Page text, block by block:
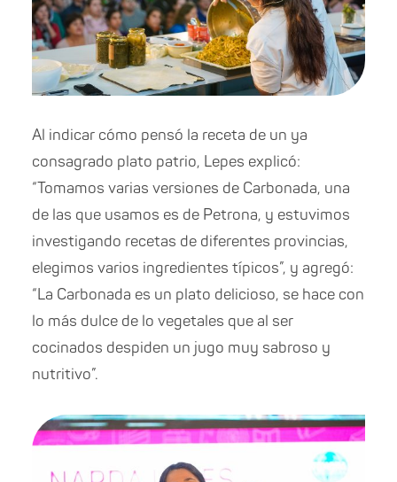
Al indicar cómo pensó la receta de un ya
consagrado plato patrio, Lepes explicó:
“Tomamos varias versiones de Carbonada, una
de las que usamos es de Petrona, y estuvimos
investigando recetas de diferentes provincias,
elegimos varios ingredientes típicos”, y agregó:
“La Carbonada es un plato delicioso, se hace con
lo más dulce de lo vegetales que al ser
cocinados despiden un jugo muy sabroso y
nutritivo”.